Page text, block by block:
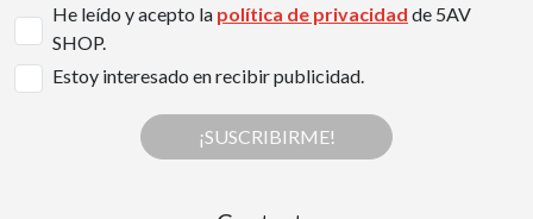
He leído y acepto la política de privacidad de 5AV
SHOP.
Estoy interesado en recibir publicidad.
¡SUSCRIBIRME!